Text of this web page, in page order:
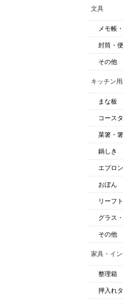
文具
メモ帳
封筒・
その他
キッチン
まな板
コース
菜箸・
鍋しき
エプロン
おぼん
リーフ
グラス
その他
家具・イ
整理箱
押入れ